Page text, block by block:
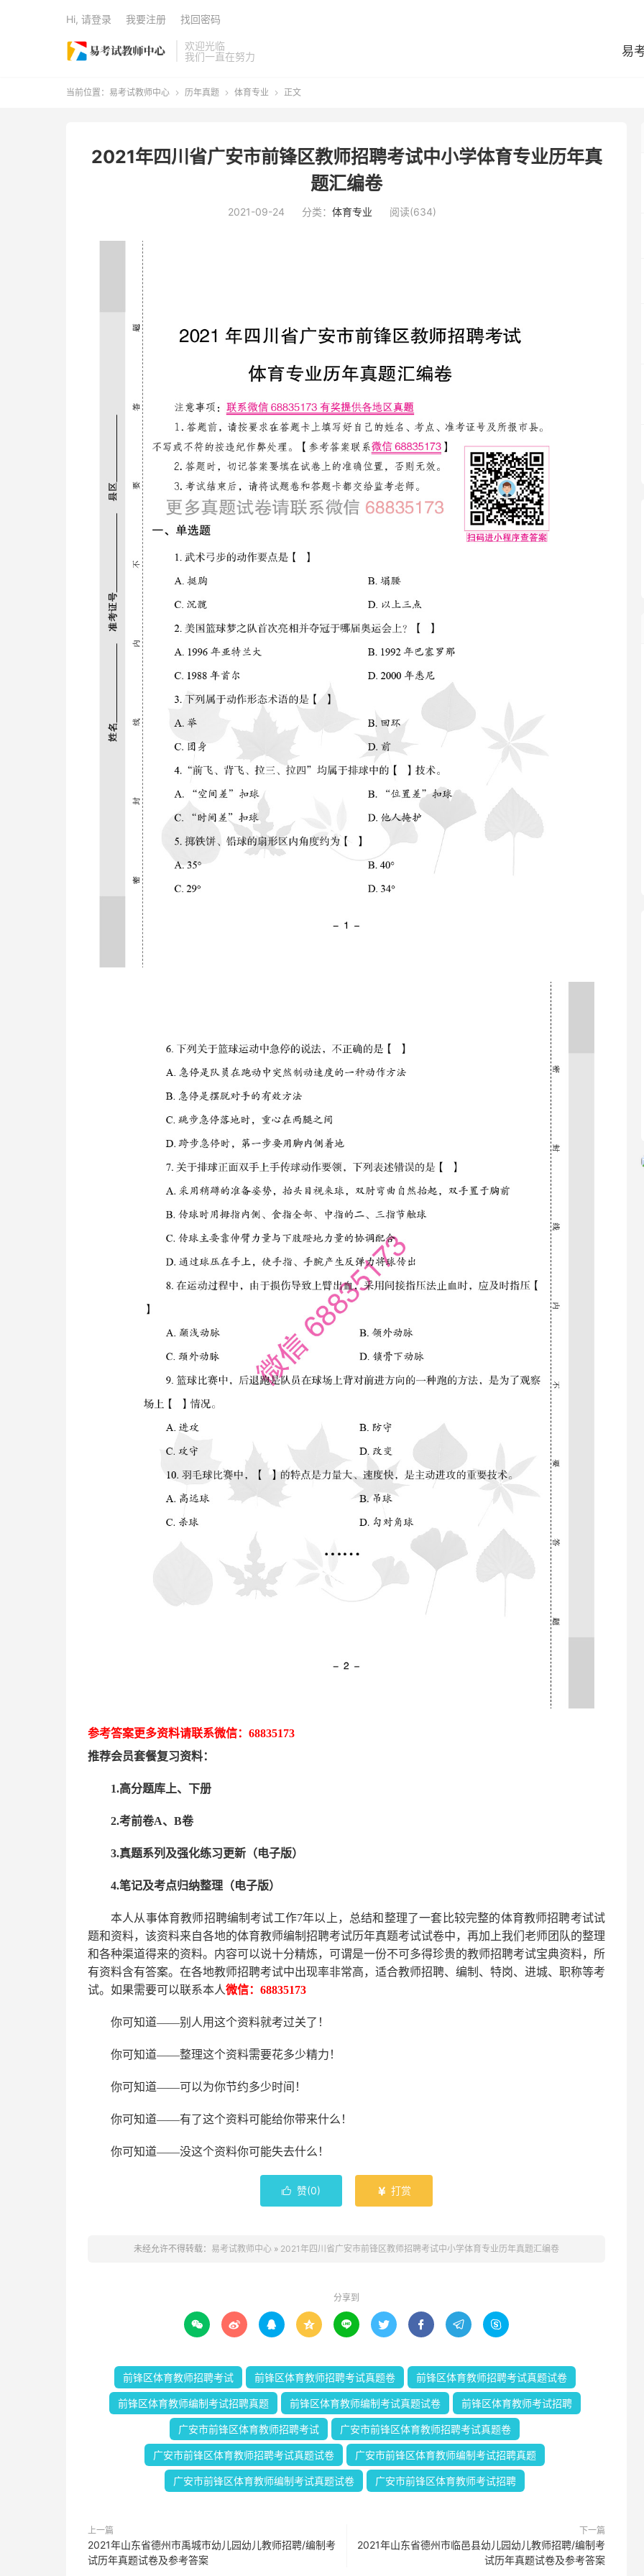
欢迎光临
我们一直在努力
易
Hi, 请登录 我要注册 找回密码
当前位置： 易考试教师中心  历年真题  体育专业  正文
2021年四川省广安市前锋区教师招聘考试中小学体育专业历年真
题汇编卷
2021-09-24 分类： 体育专业 阅读(634)
参考答案更多资料请联系微信： 68835173
推荐会员套餐复习资料：
1.高分题库上、下册
2.考前卷A、B卷
3.真题系列及强化练习更新（电子版）
4.笔记及考点归纳整理（电子版）
本人从事体育教师招聘编制考试工作7年以上，总结和整理了一套比较完整的体育教师招聘考试试
题和资料，该资料来自各地的体育教师编制招聘考试历年真题考试试卷中， 再加上我们 老师 团队的整理
和各种渠道得来的资料。内容可以说十分精炼，可谓是一份不可多得珍贵的教师招聘考试宝典资料，所
有资料含有答案。 在各地教师招聘考试中出现率非常高，适合教师招聘、编制、特岗、进城、职称等考
试。如果需要可以联系本人微信： 68835173
你可知道——别人用这个资料就考过关了！
你可知道——整理这个资料需要花多少精力 ！
你可知道——可以为你节约多少时间！
你可知道——有了这个资料可能给你带来什么！
你可知道——没这个资料你可能失去什么 ！
 赞(0)  打赏
未经允许不得转载： 易考试教师中心 » 2021年四川省广安市前锋区教师招聘考试中小学体育专业历年真题汇编卷
分享到
        
前锋区体育教师招聘考试 前锋区体育教师招聘考试真题卷 前锋区体育教师招聘考试真题试卷
前锋区体育教师编制考试招聘真题 前锋区体育教师编制考试真题试卷 前锋区体育教师考试招聘
广安市前锋区体育教师招聘考试 广安市前锋区体育教师招聘考试真题卷
广安市前锋区体育教师招聘考试真题试卷 广安市前锋区体育教师编制考试招聘真题
广安市前锋区体育教师编制考试真题试卷 广安市前锋区体育教师考试招聘
上一篇
2021年山东省德州市禹城市幼儿园幼儿教师招聘/编制考
试历年真题试卷及参考答案
下一篇
2021年山东省德州市临邑县幼儿园幼儿教师招聘/编制考
试历年真题试卷及参考答案